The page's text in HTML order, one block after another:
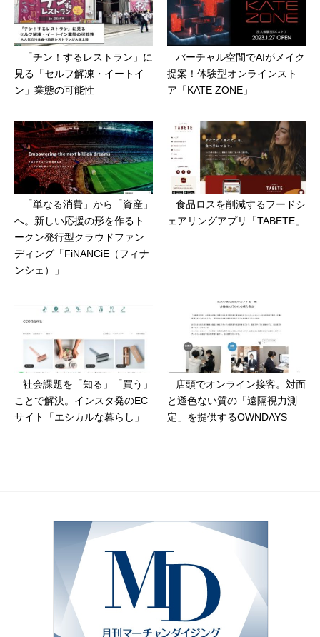
「チン！するレストラン」に
見る「セルフ解凍・イートイ
ン」業態の可能性
バーチャル空間でAIがメイク
提案！体験型オンラインスト
ア「KATE ZONE」
「単なる消費」から「資産」
へ。新しい応援の形を作るト
ークン発行型クラウドファン
ディング「FiNANCiE（フィナ
ンシェ）」
食品ロスを削減するフードシ
ェアリングアプリ「TABETE」
社会課題を「知る」「買う」
ことで解決。インスタ発のEC
サイト「エシカルな暮らし」
店頭でオンライン接客。対面
と遜色ない質の「遠隔視力測
定」を提供するOWNDAYS